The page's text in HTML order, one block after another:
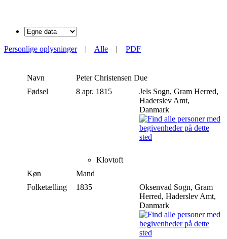
Personlige oplysninger| Alle | PDF
Navn Peter Christensen Due
Fødsel
8 apr. 1815
Jels Sogn, Gram Herred,
Haderslev Amt,
Danmark
Klovtoft
Køn
Mand
Folketælling
1835
Oksenvad Sogn, Gram
Herred, Haderslev Amt,
Danmark